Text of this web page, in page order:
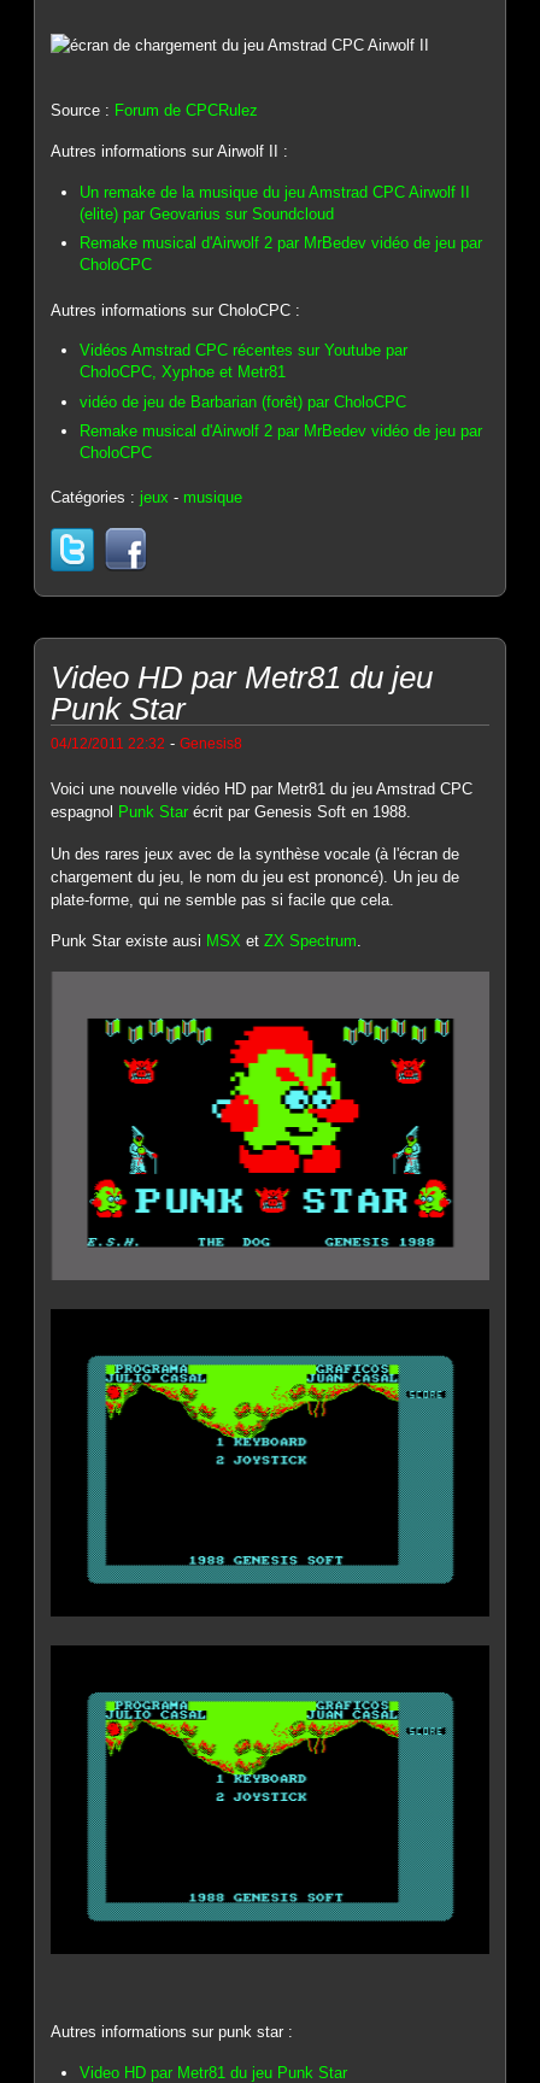
Source : Forum de CPCRulez
Autres informations sur Airwolf II :
Un remake de la musique du jeu Amstrad CPC Airwolf II
(elite) par Geovarius sur Soundcloud
Remake musical d'Airwolf 2 par MrBedev vidéo de jeu par
CholoCPC
Autres informations sur CholoCPC :
Vidéos Amstrad CPC récentes sur Youtube par
CholoCPC, Xyphoe et Metr81
vidéo de jeu de Barbarian (forêt) par CholoCPC
Remake musical d'Airwolf 2 par MrBedev vidéo de jeu par
CholoCPC
Catégories :jeux - musique
Video HD par Metr81 du jeu
Punk Star
04/12/2011 22:32 -Genesis8
Voici une nouvelle vidéo HD par Metr81 du jeu Amstrad CPC
espagnol Punk Star écrit par Genesis Soft en 1988.
Un des rares jeux avec de la synthèse vocale (à l'écran de
chargement du jeu, le nom du jeu est prononcé). Un jeu de
plate-forme, qui ne semble pas si facile que cela.
Punk Star existe ausi MSX etZX Spectrum.
Autres informations sur punk star :
Video HD par Metr81 du jeu Punk Star